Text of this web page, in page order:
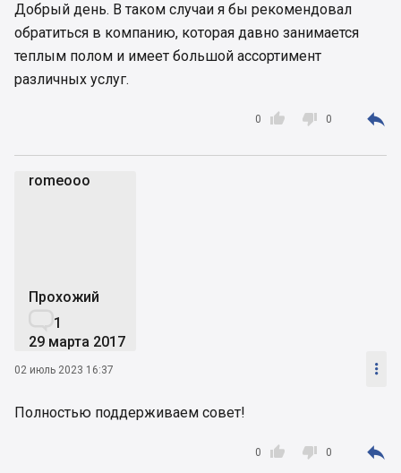
Добрый день. В таком случаи я бы рекомендовал
обратиться в компанию, которая давно занимается
теплым полом и имеет большой ассортимент
различных услуг.

0  0 
romeooo
Прохожий
1
29 марта 2017
02 июль 2023 16:37 
Полностью поддерживаем совет!

0  0 